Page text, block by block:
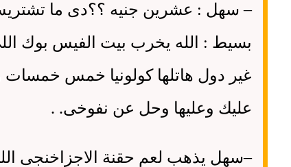
– سهل : عشرين جنيه ؟؟دى ما
بسيط : الله يخرب بيت الفيس بوك
غير دول هاتلها كولونيا خمس
عليك وعليها وحل عن نفوخى. .
–سهل يذهب لعم حقنة الاجزاخنجى